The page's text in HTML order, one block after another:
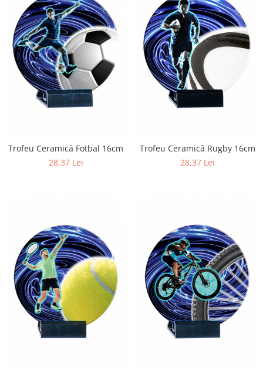
Trofeu Ceramică Fotbal 16cm
28,37 Lei
Trofeu Ceramică Rugby 16cm
28,37 Lei